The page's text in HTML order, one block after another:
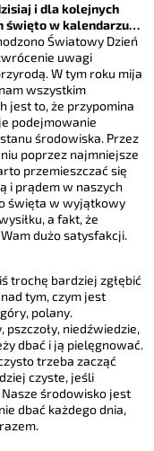
i dla kolejnych
święto w kalendarzu…
Światowy Dzień
uwagi
W tym roku mija
wszystkim
jest to, że przypomina
podejmowanie
środowiska. Przez
poprzez najmniejsze
przemieszczać się
i prądem w naszych
święta w wyjątkowy
a fakt, że
dużo satysfakcji.
trochę bardziej zgłębić
tym, czym jest
polany.
pszczoły, niedźwiedzie,
dbać i ją pielęgnować.
trzeba zacząć
czyste, jeśli
środowisko jest
dbać każdego dnia,